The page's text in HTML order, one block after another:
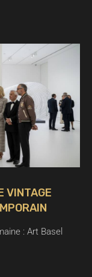
VINTAGE
: Art Basel